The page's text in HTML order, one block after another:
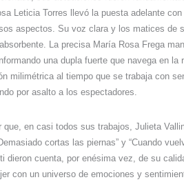
Leticia Torres llevó la puesta adelante
aspectos. Su voz clara y los matices de
La precisa María Rosa Frega
una dupla fuerte que navega en la
milimétrica al tiempo que se trabaja con
por asalto a los espectadores.
en casi todos sus trabajos, Julieta
cortas las piernas” y “Cuando
dieron cuenta, por enésima vez, de su
con un universo de emociones y